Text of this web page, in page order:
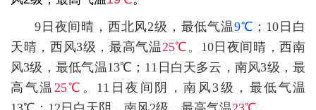
9日夜间晴，西北风2级，最低气温9℃ ；10日白
天晴，西风3级，最高气温25℃。 10日夜间晴，西南
风3级，最低气温13℃；11日白天多云，南风3级，最
高气温 25℃ 。 11日夜间阴，南风3级，最低气温